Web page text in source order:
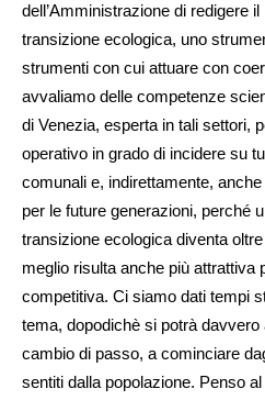
dell’Amministrazione di redigere
transizione ecologica, uno
strumenti con cui attuare con
avvaliamo delle competenze
di Venezia, esperta in tali settori,
operativo in grado di incidere su
comunali e, indirettamente,
per le future generazioni, perché
transizione ecologica diventa
meglio risulta anche più attrattiva
competitiva. Ci siamo dati tempi
tema, dopodichè si potrà
cambio di passo, a cominciare
sentiti dalla popolazione. Penso